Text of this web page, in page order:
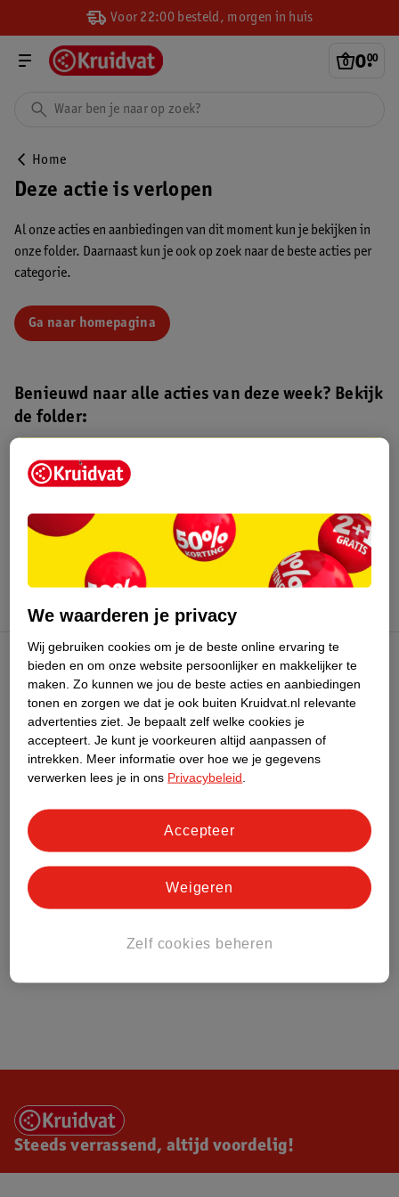
Voor 22:00 besteld, morgen in huis
0.
00
Home
Deze actie is verlopen
Al onze acties en aanbiedingen van dit moment kun je bekijken in
onze folder. Daarnaast kun je ook op zoek naar de beste acties per
categorie.
Ga naar homepagina
Benieuwd naar alle acties van deze week? Bekijk
de folder:
Kruidvat folder
augustus 2026.
Kruidvat Club
Klantenservice
Over Kruidvat
Steeds verrassend, altijd voordelig!
We waarderen je privacy
Wij gebruiken cookies om je de beste online ervaring te
bieden en om onze website persoonlijker en makkelijker te
maken. Zo kunnen we jou de beste acties en aanbiedingen
tonen en zorgen we dat je ook buiten Kruidvat.nl relevante
advertenties ziet. Je bepaalt zelf welke cookies je
accepteert. Je kunt je voorkeuren altijd aanpassen of
intrekken.
Meer informatie over hoe we je gegevens
verwerken lees je in ons Privacybeleid
Zelf cookies beheren
Weigeren
Accepteer